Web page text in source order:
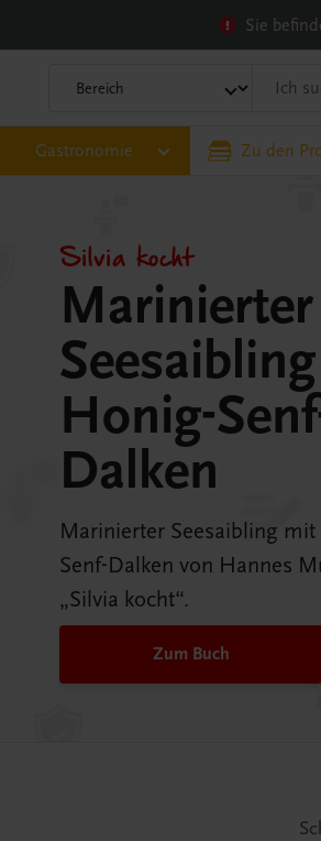
Sie
Gastronomie Zu den
Silvia kocht
Marinierter
Honig-
Dalken
Marinierter Seesaibling
Senf-Dalken von Hannes
„Silvia kocht“.
Zum Buch